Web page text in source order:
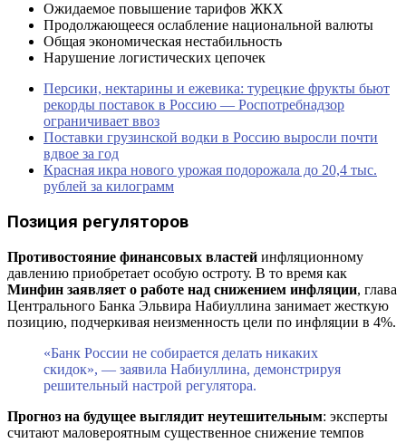
Ожидаемое повышение тарифов ЖКХ
Продолжающееся ослабление национальной валюты
Общая экономическая нестабильность
Нарушение логистических цепочек
Персики, нектарины и ежевика: турецкие фрукты бьют
рекорды поставок в Россию — Роспотребнадзор
ограничивает ввоз
Поставки грузинской водки в Россию выросли почти
вдвое за год
Красная икра нового урожая подорожала до 20,4 тыс.
рублей за килограмм
Позиция регуляторов
Противостояние финансовых властей инфляционному
давлению приобретает особую остроту. В то время как
Минфин заявляет о работе над снижением инфляции, глава
Центрального Банка Эльвира Набиуллина занимает жесткую
позицию, подчеркивая неизменность цели по инфляции в 4%.
«Банк России не собирается делать никаких
скидок», — заявила Набиуллина, демонстрируя
решительный настрой регулятора.
Прогноз на будущее выглядит неутешительным: эксперты
считают маловероятным существенное снижение темпов